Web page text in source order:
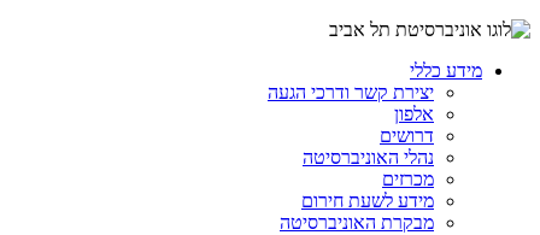
מידע כללי
יצירת קשר ודרכי הגעה
אלפון
דרושים
נהלי האוניברסיטה
מכרזים
מידע לשעת חירום
מבקרת האוניברסיטה